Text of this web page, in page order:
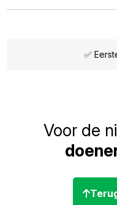
✅
Voor de